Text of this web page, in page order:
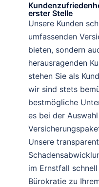
erster Stelle
Unsere Kunden
umfassenden
bieten, sondern
herausragenden
stehen Sie als
wir sind stets
bestmögliche
es bei der
Unsere
im Ernstfall
Bürokratie zu